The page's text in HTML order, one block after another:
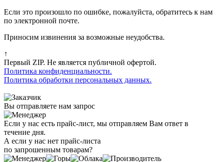
Если это произошло по ошибке, пожалуйста, обратитесь к нам
по электронной почте.
Приносим извинения за возможные неудобства.
↑
Первый ZIP. Не является публичной офертой.
Политика конфиденциальности.
Политика обработки персональных данных.
Вы отправляете нам запрос
Если у нас есть прайс-лист, мы отправляем Вам ответ в
течение дня.
А если у нас нет прайс-листа
по запрошенным товарам?